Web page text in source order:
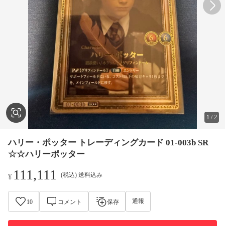
1 /2
ハリー・ポッター トレーディングカード 01-003b SR
☆☆ハリーポッター
¥ 111,111 (税込) 送料込み
10 コメント 保存 通報